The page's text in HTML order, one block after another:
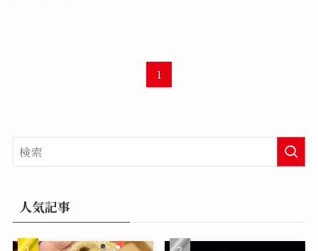
1
人気記事